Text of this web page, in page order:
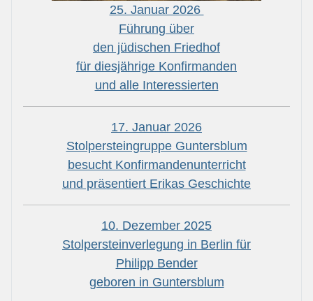
25. Januar 2026
Führung über
den jüdischen Friedhof
für diesjährige Konfirmanden
und alle Interessierten
17. Januar 2026
Stolpersteingruppe Guntersblum
besucht Konfirmandenunterricht
und präsentiert Erikas Geschichte
10. Dezember 2025
Stolpersteinverlegung in Berlin für
Philipp Bender
geboren in Guntersblum